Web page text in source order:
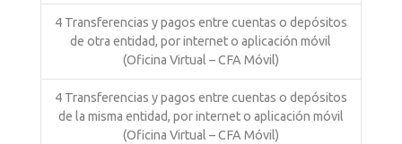
4 Transferencias y pagos entre cuentas o depósitos
de otra entidad, por internet o aplicación móvil
(Oficina Virtual – CFA Móvil)
4 Transferencias y pagos entre cuentas o depósitos
de la misma entidad, por internet o aplicación móvil
(Oficina Virtual – CFA Móvil)